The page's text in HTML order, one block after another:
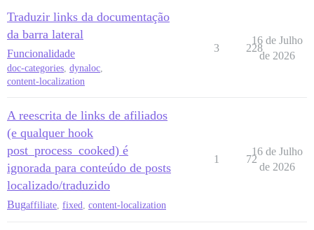
Traduzir links da documentação
da barra lateral
Funcionalidade
doc-categories, dynaloc,
content-localization
3 228
16 de Julho
de 2026
A reescrita de links de afiliados
(e qualquer hook
post_process_cooked) é
ignorada para conteúdo de posts
localizado/traduzido
Bugaffiliate fixed content-localization
1 72
16 de Julho
de 2026